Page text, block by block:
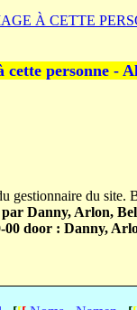
À CETTE
cette personne -
gestionnaire du site.
par Danny, Arlon,
00 door : Danny,